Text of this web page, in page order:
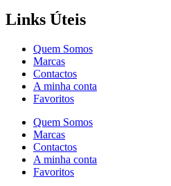
Links Úteis
Quem Somos
Marcas
Contactos
A minha conta
Favoritos
Quem Somos
Marcas
Contactos
A minha conta
Favoritos